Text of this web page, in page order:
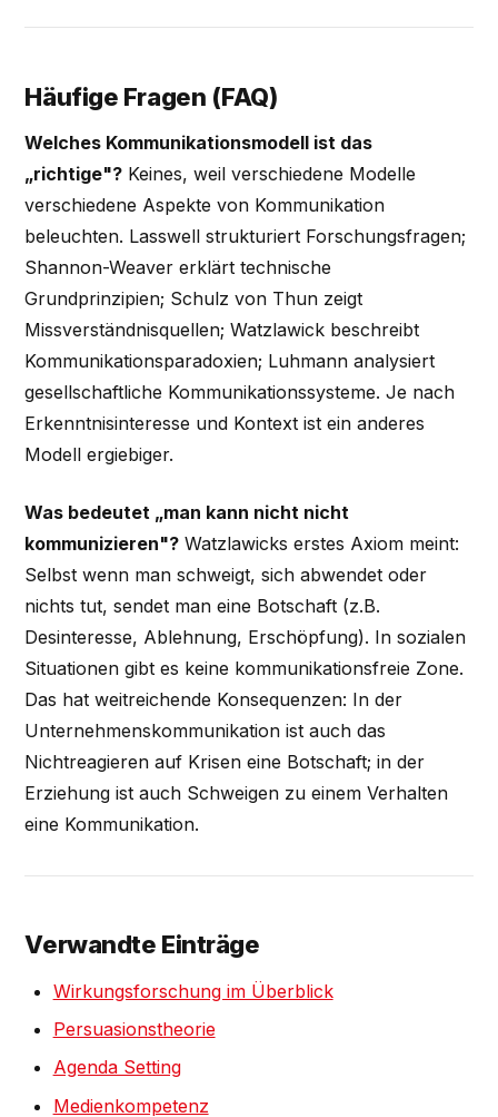
Häufige Fragen (FAQ)
Welches Kommunikationsmodell ist das
„richtige"? Keines, weil verschiedene Modelle
verschiedene Aspekte von Kommunikation
beleuchten. Lasswell strukturiert Forschungsfragen;
Shannon-Weaver erklärt technische
Grundprinzipien; Schulz von Thun zeigt
Missverständnisquellen; Watzlawick beschreibt
Kommunikationsparadoxien; Luhmann analysiert
gesellschaftliche Kommunikationssysteme. Je nach
Erkenntnisinteresse und Kontext ist ein anderes
Modell ergiebiger.
Was bedeutet „man kann nicht nicht
kommunizieren"? Watzlawicks erstes Axiom meint:
Selbst wenn man schweigt, sich abwendet oder
nichts tut, sendet man eine Botschaft (z.B.
Desinteresse, Ablehnung, Erschöpfung). In sozialen
Situationen gibt es keine kommunikationsfreie Zone.
Das hat weitreichende Konsequenzen: In der
Unternehmenskommunikation ist auch das
Nichtreagieren auf Krisen eine Botschaft; in der
Erziehung ist auch Schweigen zu einem Verhalten
eine Kommunikation.
Verwandte Einträge
Wirkungsforschung im Überblick
Persuasionstheorie
Agenda Setting
Medienkompetenz